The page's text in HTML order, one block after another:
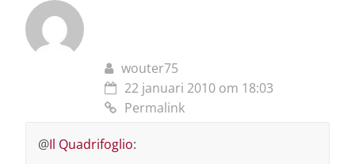
wouter75
22 januari 2010 om 18:03
Permalink
@Il Quadrifoglio: